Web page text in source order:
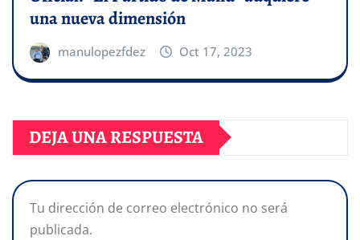
una nueva dimensión
manulopezfdez Oct 17, 2023
DEJA UNA RESPUESTA
Tu dirección de correo electrónico no será
publicada.